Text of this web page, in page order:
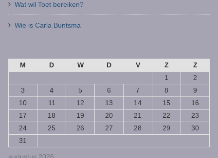
Wat wil Toet bereiken?
Wie is Carla Buntsma
M D W D V Z
Z
1
2
3
4 5 6 7 8
9
10
11 12 13 14 15
16
17
18 19 20 21 22
23
24
25 26 27 28 29
30
31